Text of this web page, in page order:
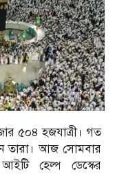
৫০৪ হজযাত্রী। গত
তারা। আজ সোমবার
হেল্প ডেস্কের